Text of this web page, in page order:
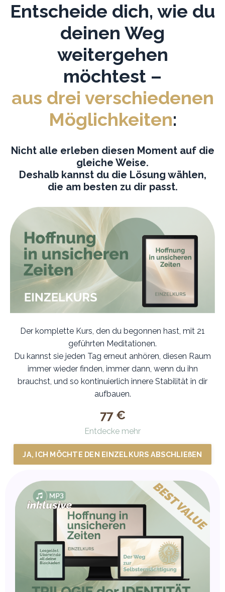
Entscheide dich, wie du
deinen Weg
weitergehen
möchtest –
aus drei verschiedenen
Möglichkeiten:
Nicht alle erleben diesen Moment auf die
gleiche Weise.
Deshalb kannst du die Lösung wählen,
die am besten zu dir passt.
Der komplette Kurs, den du begonnen hast, mit 21
geführten Meditationen.
Du kannst sie jeden Tag erneut anhören, diesen Raum
immer wieder finden, immer dann, wenn du ihn
brauchst, und so kontinuierlich innere Stabilität in dir
aufbauen.
77 €
Entdecke mehr
JA, ICH MÖCHTE DEN EINZELKURS ABSCHLIEßEN